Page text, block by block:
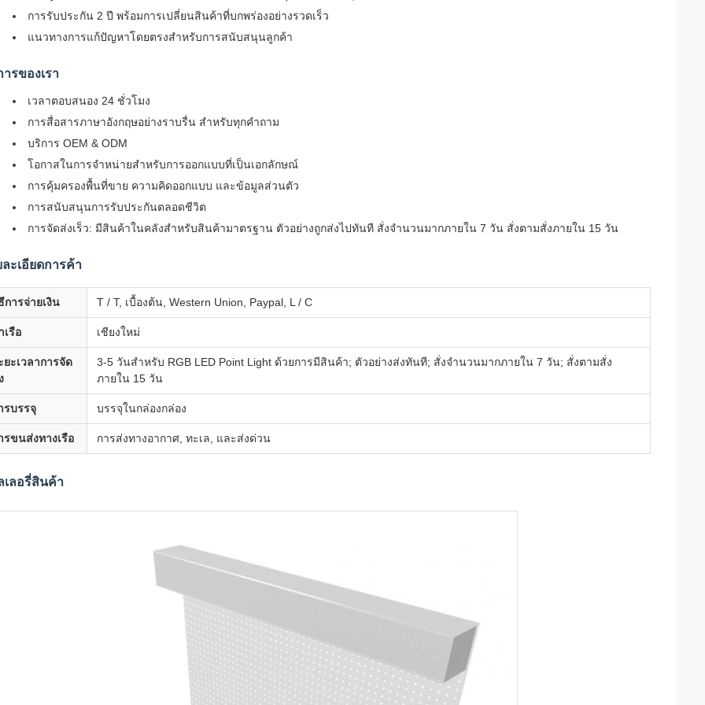
การรับประกัน 2 ปี พร้อมการเปลี่ยนสินค้าที่บกพร่องอย่างรวดเร็ว
แนวทางการแก้ปัญหาโดยตรงสําหรับการสนับสนุนลูกค้า
รของเรา
เวลาตอบสนอง 24 ชั่วโมง
การสื่อสารภาษาอังกฤษอย่างราบรื่น สําหรับทุกคําถาม
บริการ OEM & ODM
โอกาสในการจําหน่ายสําหรับการออกแบบที่เป็นเอกลักษณ์
การคุ้มครองพื้นที่ขาย ความคิดออกแบบ และข้อมูลส่วนตัว
การสนับสนุนการรับประกันตลอดชีวิต
การจัดส่งเร็ว: มีสินค้าในคลังสําหรับสินค้ามาตรฐาน ตัวอย่างถูกส่งไปทันที สั่งจํานวนมากภายใน 7 วัน สั่งตามสั่งภายใน 15 วัน
ละเอียดการค้า
การจ่ายเงิน T / T, เบื้องต้น, Western Union, Paypal, L / C
เรือ เชียงใหม่
ยะเวลาการจัด
3-5 วันสําหรับ RGB LED Point Light ด้วยการมีสินค้า; ตัวอย่างส่งทันที; สั่งจํานวนมากภายใน 7 วัน; สั่งตามสั่ง
ภายใน 15 วัน
รบรรจุ บรรจุในกล่องกล่อง
รขนส่งทางเรือ การส่งทางอากาศ, ทะเล, และส่งด่วน
เลอรี่สินค้า